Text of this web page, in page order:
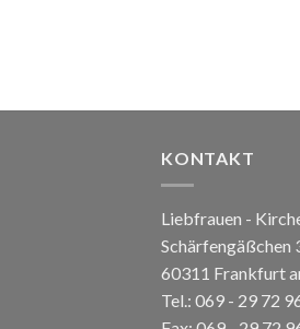
KONTAKT
Liebfrauen -
Schärfengäßchen
60311 Frankfurt
Tel.: 069 - 29 72